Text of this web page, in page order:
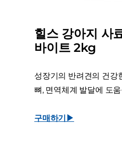
힐스 강아지 사
바이트 2kg
성장기의 반려견의 건강
뼈, 면역체계 발달에 도
구매하기▶